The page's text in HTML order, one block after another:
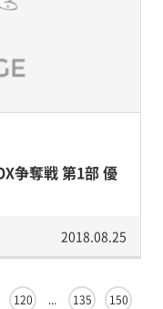
争奪戦 第1部 優
2018.08.25
120 ... 135
150